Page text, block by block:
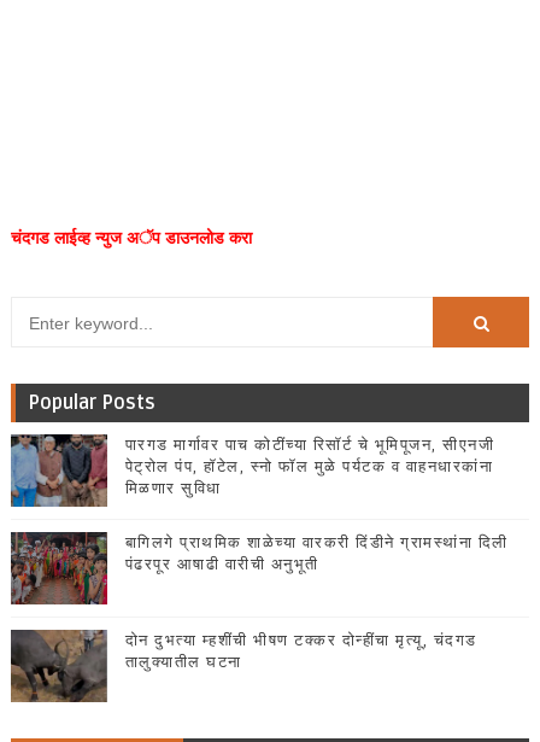
चंदगड लाईव्ह न्युज अॅप डाउनलोड करा
Popular Posts
पारगड मार्गावर पाच कोटींच्या रिसॉर्ट चे भूमिपूजन, सीएनजी
पेट्रोल पंप, हॉटेल, स्नो फॉल मुळे पर्यटक व वाहनधारकांना
मिळणार सुविधा
बागिलगे प्राथमिक शाळेच्या वारकरी दिंडीने ग्रामस्थांना दिली
पंढरपूर आषाढी वारीची अनुभूती
दोन दुभत्या म्हशींची भीषण टक्कर दोन्हींचा मृत्यू, चंदगड
तालुक्यातील घटना